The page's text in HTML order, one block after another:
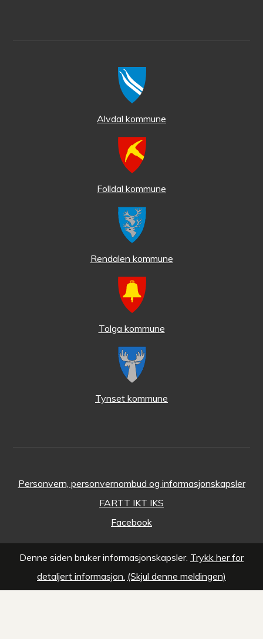
Alvdal kommune
Folldal kommune
Rendalen kommune
Tolga kommune
Tynset kommune
Personvern, personvernombud og informasjonskapsler
FARTT IKT IKS
Facebook
Denne siden bruker informasjonskapsler. Trykk her for
detaljert informasjon. (Skjul denne meldingen)